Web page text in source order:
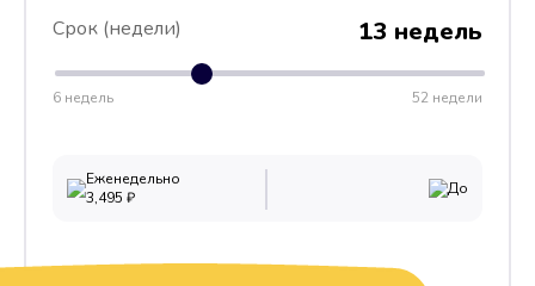
Срок (недели) 13 недель
6 недель 52 недели
Еженедельно
3,495 ₽ До